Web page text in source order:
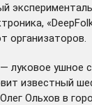
организаторов.
ушное с
известный
Ольхов в